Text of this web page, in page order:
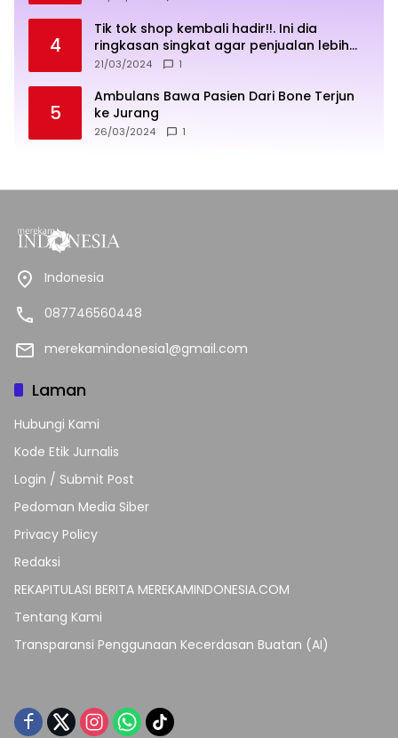
4
Tik tok shop kembali hadir!!. Ini dia
ringkasan singkat agar penjualan lebih
sukses
21/03/2024 1
5
Ambulans Bawa Pasien Dari Bone Terjun
ke Jurang
26/03/2024 1
Indonesia
087746560448
merekamindonesia1@gmail.com
Laman
Hubungi Kami
Kode Etik Jurnalis
Login / Submit Post
Pedoman Media Siber
Privacy Policy
Redaksi
REKAPITULASI BERITA MEREKAMINDONESIA.COM
Tentang Kami
Transparansi Penggunaan Kecerdasan Buatan (AI)